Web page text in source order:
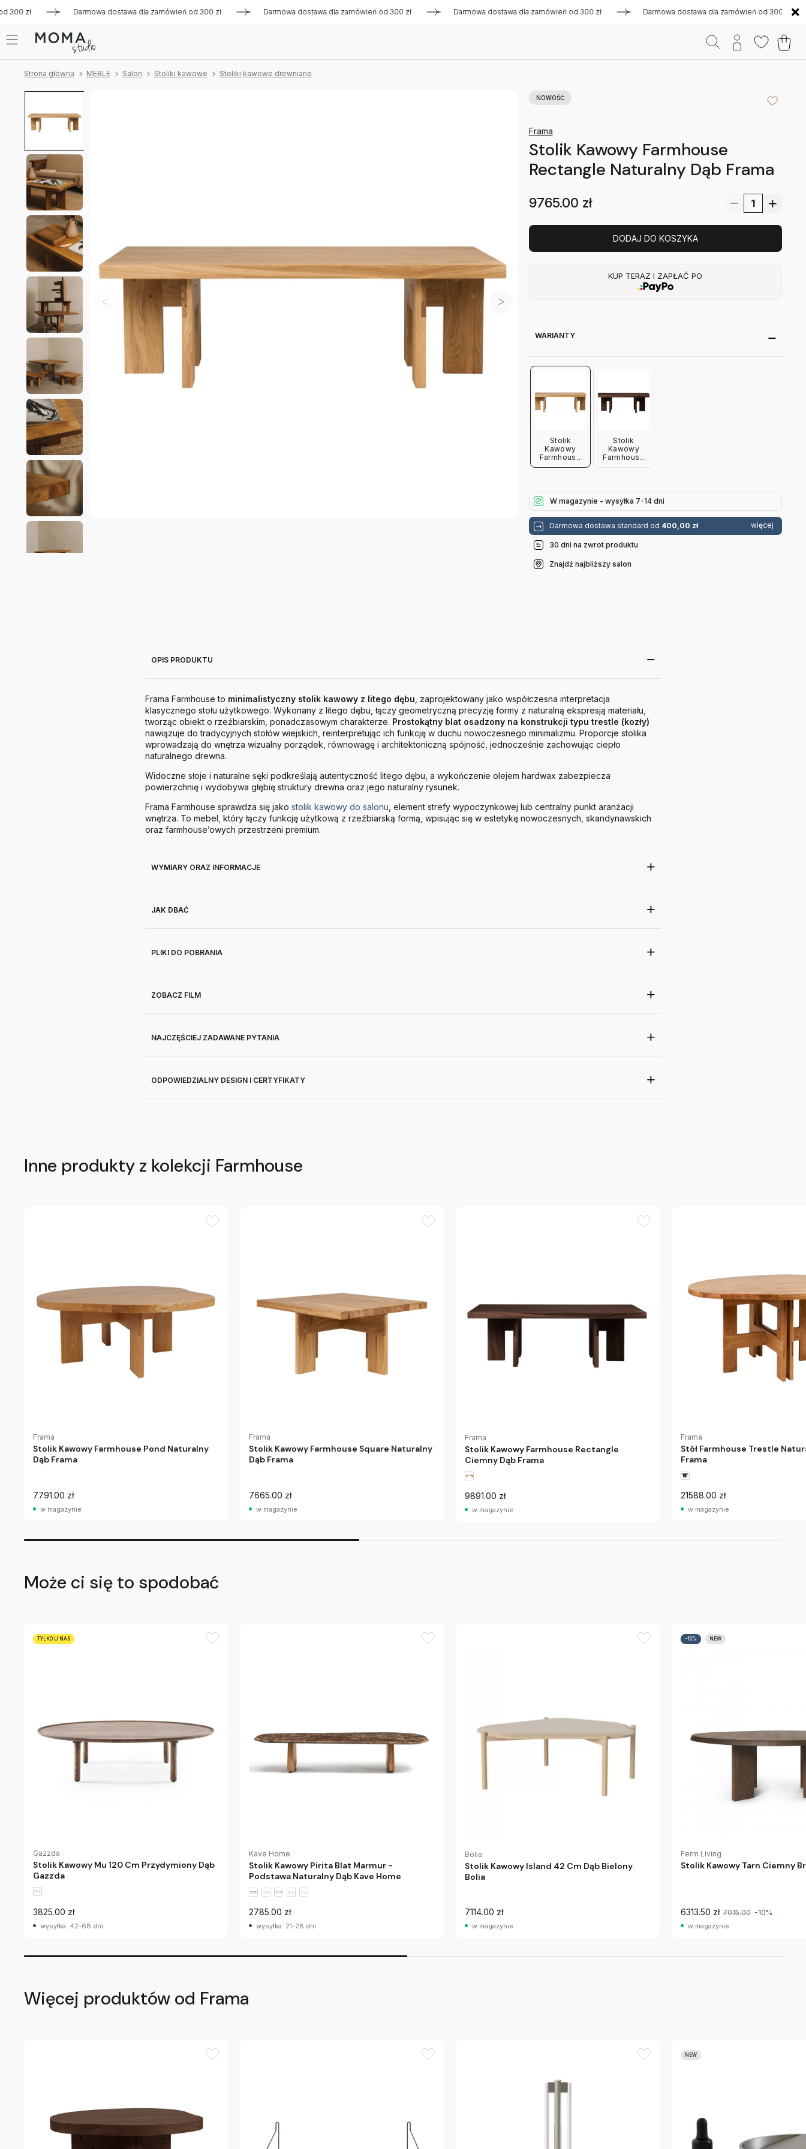
zł Darmowa dostawa dla zamówień od 300 zł Darmowa dostawa dla zamówień od 300 zł Darmowa dostawa dla zamówień od 300 zł Darmowa dostawa dla zamówień od 300 zł
Strona główna MEBLE Salon Stoliki kawowe Stoliki kawowe drewniane
NOWOŚĆ
Frama
Stolik Kawowy Farmhouse
Rectangle Naturalny Dąb Frama
9765.00 zł
DODAJ DO KOSZYKA
KUP TERAZ I ZAPŁAĆ PO
WARIANTY
Stolik
Kawowy
Farmhouse
Rectangle
Stolik
Kawowy
Farmhouse
W magazynie - wysyłka 7-14 dni
Darmowa dostawa standard od 400,00 zł więcej
30 dni na zwrot produktu
Znajdź najbliższy salon
OPIS PRODUKTU
Frama Farmhouse to minimalistyczny stolik kawowy z litego dębu , zaprojektowany jako współczesna interpretacja
klasycznego stołu użytkowego. Wykonany z litego dębu, łączy geometryczną precyzję formy z naturalną ekspresją materiału,
tworząc obiekt o rzeźbiarskim, ponadczasowym charakterze. Prostokątny blat osadzony na konstrukcji typu trestle (kozły)
nawiązuje do tradycyjnych stołów wiejskich, reinterpretując ich funkcję w duchu nowoczesnego minimalizmu. Proporcje stolika
wprowadzają do wnętrza wizualny porządek, równowagę i architektoniczną spójność, jednocześnie zachowując ciepło
naturalnego drewna.
Widoczne słoje i naturalne sęki podkreślają autentyczność litego dębu, a wykończenie olejem hardwax zabezpiecza
powierzchnię i wydobywa głębię struktury drewna oraz jego naturalny rysunek.
Frama Farmhouse sprawdza się jako stolik kawowy do salonu , element strefy wypoczynkowej lub centralny punkt aranżacji
wnętrza. To mebel, który łączy funkcję użytkową z rzeźbiarską formą, wpisując się w estetykę nowoczesnych, skandynawskich
oraz farmhouse’owych przestrzeni premium.
WYMIARY ORAZ INFORMACJE
JAK DBAĆ
PLIKI DO POBRANIA
ZOBACZ FILM
NAJCZĘŚCIEJ ZADAWANE PYTANIA
ODPOWIEDZIALNY DESIGN I CERTYFIKATY
Inne produkty z kolekcji Farmhouse
Frama
Stolik Kawowy Farmhouse Pond Naturalny
Dąb Frama
7791.00 zł
w magazynie
Frama
Stolik Kawowy Farmhouse Square Naturalny
Dąb Frama
7665.00 zł
w magazynie
Frama
Stolik Kawowy Farmhouse Rectangle
Ciemny Dąb Frama
9891.00 zł
w magazynie
Frama
Stół Farmhouse Trestle
Frama
21588.00 zł
w magazynie
Może ci się to spodobać
TYLKO U NAS
Gazzda
Stolik Kawowy Mu 120 Cm Przydymiony Dąb
Gazzda
3825.00 zł
wysyłka: 42-68 dni
Kave Home
Stolik Kawowy Pirita Blat Marmur -
Podstawa Naturalny Dąb Kave Home
2785.00 zł
wysyłka: 21-28 dni
Bolia
Stolik Kawowy Island 42 Cm Dąb Bielony
Bolia
7114.00 zł
w magazynie
-10% NEW
Ferm Living
Stolik Kawowy Tarn Ciemny
6313.50 zł 7015.00 -10%
w magazynie
Więcej produktów od Frama
NEW